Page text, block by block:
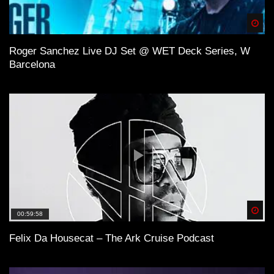
Roger Sanchez Live DJ Set @ WET Deck Series, W
Barcelona
00:59:58
Felix Da Housecat – The Ark Cruise Podcast